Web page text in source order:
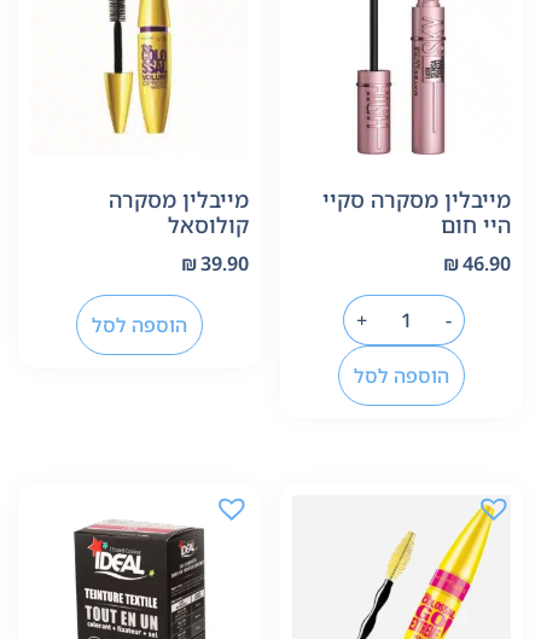
מייבלין מסקרה סקיי
היי חום
₪46.90
-
+
הוספה לסל
מייבלין מסקרה
קולוסאל
₪39.90
הוספה לסל